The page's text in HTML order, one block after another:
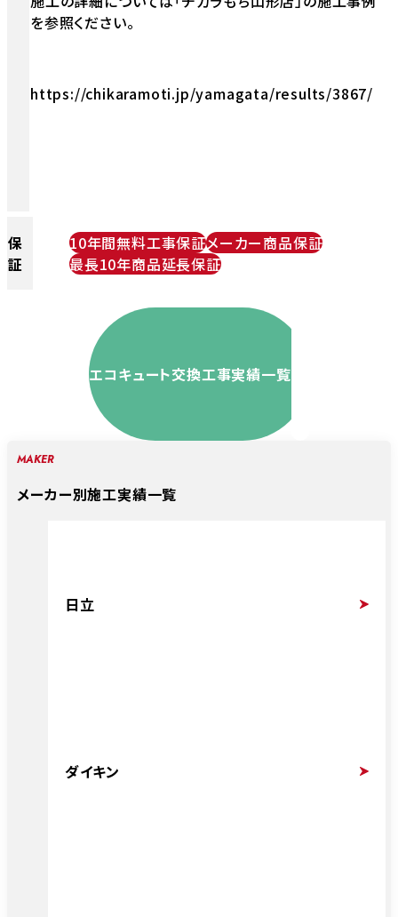
を参照ください。
https://chikaramoti.jp/yamagata/results/3867/
保
証
10年間無料工事保証メーカー商品保証
最長10年商品延長保証
エコキュート交換工事実績一覧
MAKER
メーカー別施工実績一覧
日立
ダイキン